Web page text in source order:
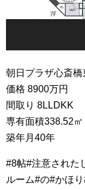
朝日プラザ心斎橋
価格 8900万円
間取り 8LLDKK
専有面積338.52㎡
築年月40年
#8帖#注意された
ルーム#の#かほ